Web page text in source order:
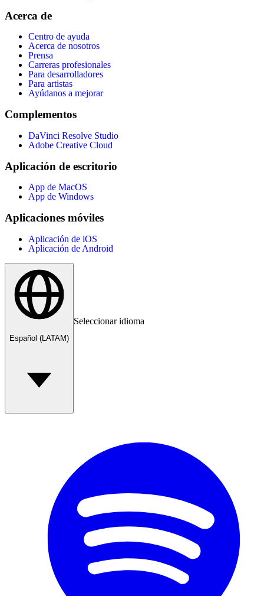
Acerca de
Centro de ayuda
Acerca de nosotros
Prensa
Carreras profesionales
Para desarrolladores
Para artistas
Ayúdanos a mejorar
Complementos
DaVinci Resolve Studio
Adobe Creative Cloud
Aplicación de escritorio
App de MacOS
App de Windows
Aplicaciones móviles
Aplicación de iOS
Aplicación de Android
Español (LATAM)
Seleccionar idioma